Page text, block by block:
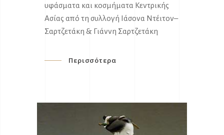
υφάσματα και κοσμήματα Κεντρικής
Ασίας από τη συλλογή Ιάσονα Ντέιτον–
Σαρτζετάκη & Γιάννη Σαρτζετάκη
Περισσότερα